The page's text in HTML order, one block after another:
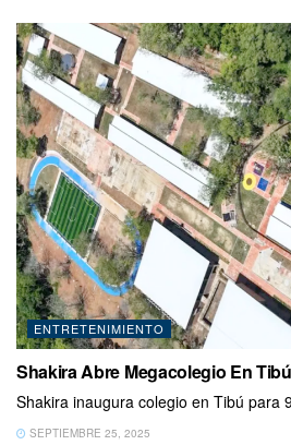
ENTRETENIMIENTO
Shakira Abre Megacolegio En
Shakira inaugura colegio en Tibú para
SEPTIEMBRE 25, 2025